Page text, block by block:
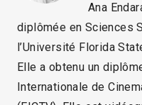
Ana
diplômée en Sciences
l’Université Florida
Elle a obtenu un
Internationale de